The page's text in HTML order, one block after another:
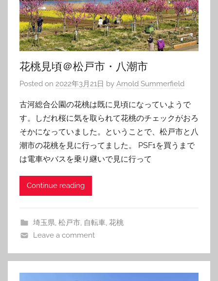
花桃見頃＠松戸市・八潮市
Posted on 2022年3月21日 by Arnold Summerfield
古河総合公園の花桃は既に見頃になっていようで
す。しだれ桜に気を取られて花桃のチェックがおろ
そかになっていました。ということで、松戸市と八
潮市の花桃を見に行ってました。 PSF1を買うまで
は電車やバスを乗り継いで見に行って
Continue reading
埼玉県, 松戸市, 自転車, 花桃
Leave a comment